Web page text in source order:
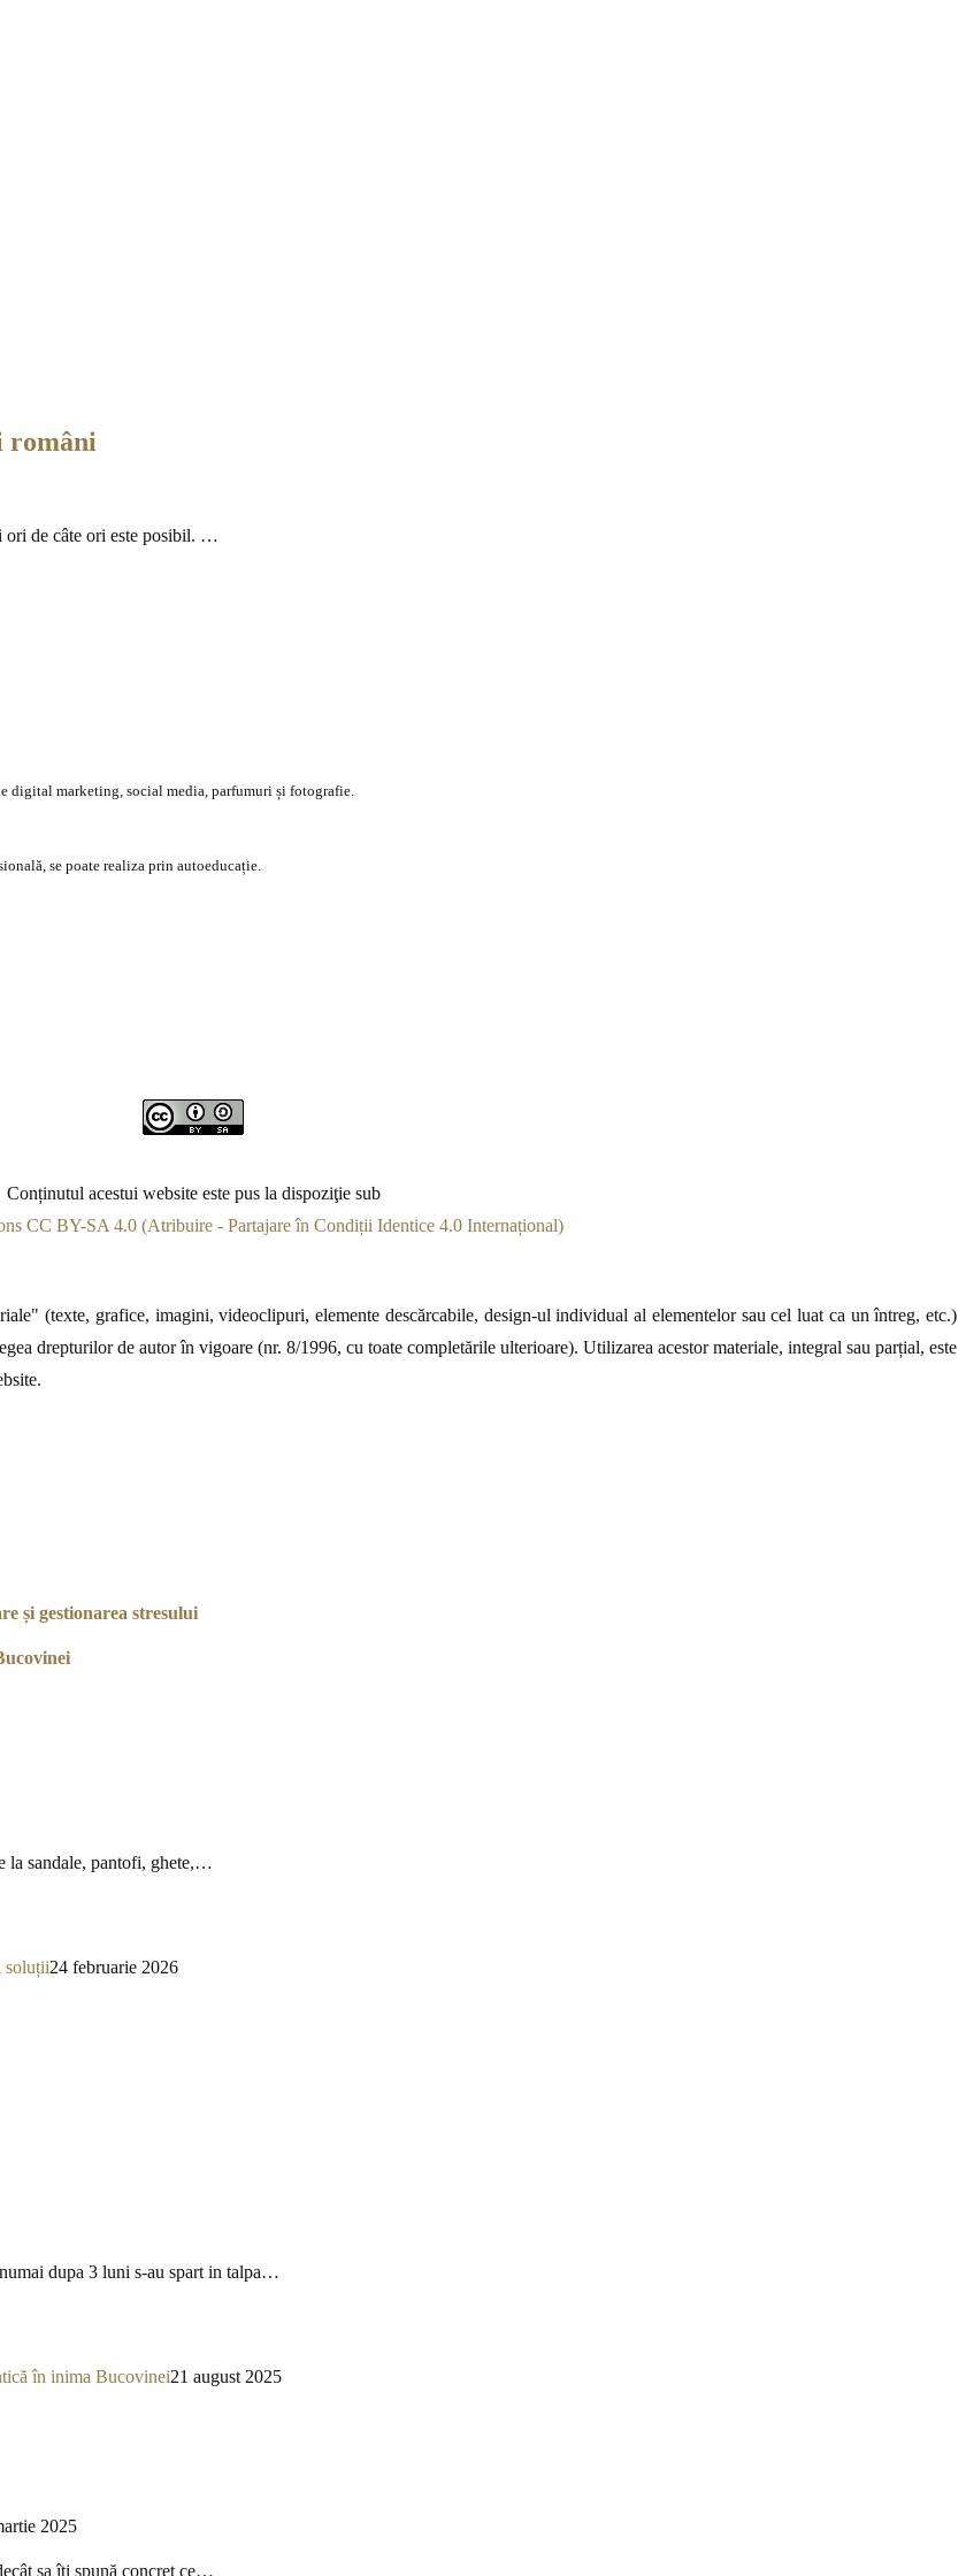
români
ori de câte ori este posibil. …
digital marketing, social media, parfumuri și fotografie.
se poate realiza prin autoeducație.
Conținutul acestui website este pus la dispoziţie sub
CC BY-SA 4.0 (Atribuire - Partajare în Condiții Identice 4.0 Internațional)
(texte, grafice, imagini, videoclipuri, elemente descărcabile, design-ul individual al elementelor sau cel luat ca un întreg, etc.)
drepturilor de autor în vigoare (nr. 8/1996, cu toate completările ulterioare). Utilizarea acestor materiale, integral sau parțial, este
și gestionarea stresului
la sandale, pantofi, ghete,…
soluții24 februarie 2026
dupa 3 luni s-au spart in talpa…
în inima Bucovinei21 august 2025
2025
sa îți spună concret ce…